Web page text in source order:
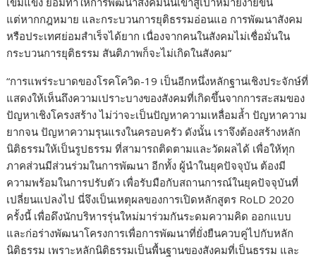
แต่หากกฎหมาย และกระบวนการยุติธรรมอ่อนแอ การพัฒนาสังคม
หรือประเทศย่อมสำเร็จได้ยาก เนื่องจากคนในสังคมไม่เชื่อมั่นใน
กระบวนการยุติธรรม สันติภาพก็จะไม่เกิดในสังคม”
“การแพร่ระบาดของโรคโควิด-19 เป็นอีกหนึ่งหลักฐานเชิงประจักษ์ที่
แสดงให้เห็นถึงความเปราะบางของสังคมที่เกิดขึ้นจากการสะสมของ
ปัญหาเชิงโครงสร้าง ไม่ว่าจะเป็นปัญหาความเหลื่อมล้ำ ปัญหาความ
ยากจน ปัญหาความรุนแรงในครอบครัว ดังนั้น เราจึงต้องสร้างหลัก
นิติธรรมให้เป็นรูปธรรมที่สามารถติดตามและวัดผลได้ เพื่อให้ทุก
ภาคส่วนมีส่วนร่วมในการพัฒนา อีกทั้ง ผู้นำในยุคปัจจุบัน ต้องมี
ความพร้อมในการปรับตัว เพื่อรับมือกับสถานการณ์ในยุคปัจจุบันที่
เปลี่ยนแปลงไปนี่จึงเป็นเหตุผลของการเปิดหลักสูตร RoLD 2020
ครั้งนี้ เพื่อดึงนักบริหารรุ่นใหม่มาร่วมกันระดมความคิด ออกแบบ
และก่อร่างพัฒนาโครงการเพื่อการพัฒนาที่ยั่งยืนควบคู่ไปกับหลัก
นิติธรรม เพราะหลักนิติธรรมเป็นพื้นฐานของสังคมที่เป็นธรรม และ